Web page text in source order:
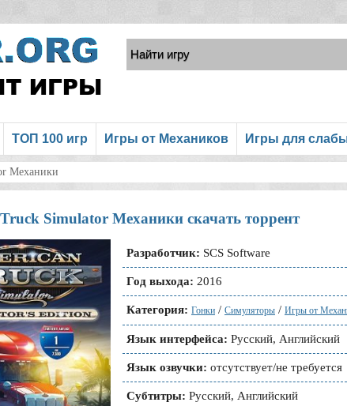
ТОП 100 игр Игры от Механиков Игры для
Механики
Simulator Механики скачать торрент
Разработчик: SCS Software
Год выхода: 2016
Категория: Гонки / Симуляторы / Игры от
Язык интерфейса: Русский, Английский
Язык озвучки: отсутствует/не требуется
Субтитры: Русский, Английский